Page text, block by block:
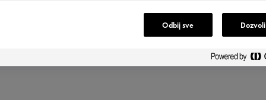
uslovom da se dobro zaštitite.
Odbij sve